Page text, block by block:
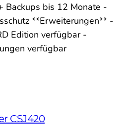
Backups bis 12 Monate -
**Erweiterungen** -
Edition verfügbar -
verfügbar
CSJ420